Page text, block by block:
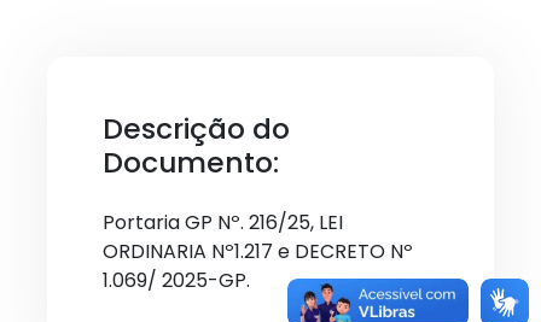
Descrição do
Documento:
Portaria GP Nº. 216/25, LEI
ORDINARIA Nº1.217 e DECRETO Nº
1.069/ 2025-GP.